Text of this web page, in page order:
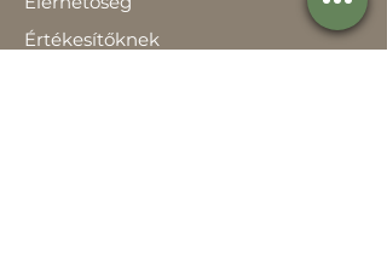
Értékesítőknek